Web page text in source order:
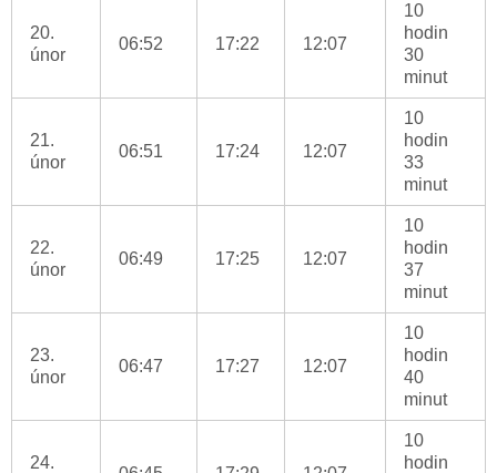
20.
únor
06:52 17:22 12:07
10
hodin
30
minut
21.
únor
06:51 17:24 12:07
10
hodin
33
minut
22.
únor
06:49 17:25 12:07
10
hodin
37
minut
23.
únor
06:47 17:27 12:07
10
hodin
40
minut
24.
10
hodin